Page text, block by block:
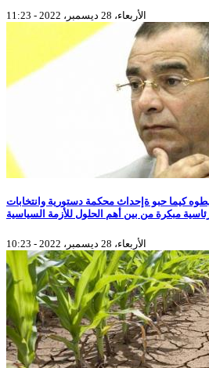
الأربعاء، 28 ديسمبر، 2022 - 11:23
كيما حبو ةإحداث محكمة دستورية وانتخابات
الأربعاء، 28 ديسمبر، 2022 - 10:23